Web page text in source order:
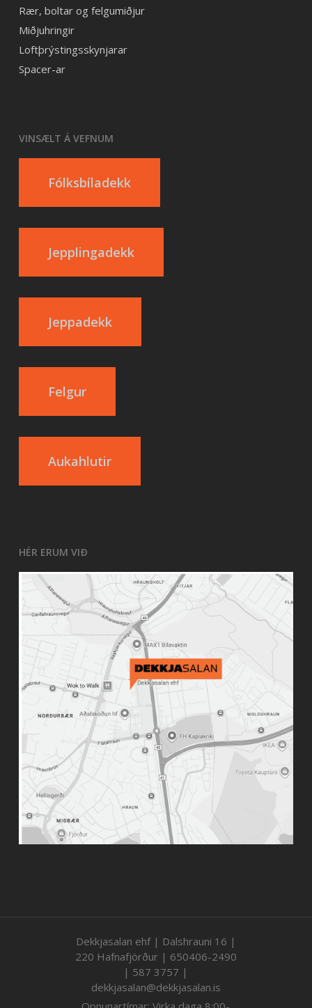
Rær, boltar og felgumiðjur
Miðjuhringir
Loftþrýstingsskynjarar
Spacer-ar
VINSÆLT Á VEFNUM
Fólksbíladekk
Jepplingadekk
Jeppadekk
Felgur
Aukahlutir
HÉR ERUM VIÐ
Dekkjasalan ehf | Dalshrauni 16 |
220 Hafnafjörður | 650406-2490
| 587 3757 |
dekkjasalan@dekkjasalan.is